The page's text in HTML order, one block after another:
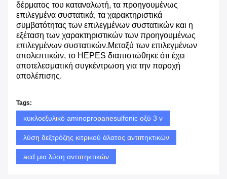
δέρματος του καταναλωτή, τα προηγουμένως
επιλεγμένα συστατικά, τα χαρακτηριστικά
συμβατότητας των επιλεγμένων συστατικών και η
εξέταση των χαρακτηριστικών των προηγουμένως
επιλεγμένων συστατικών.Μεταξύ των επιλεγμένων
απολεπτικών, το HEPES διαπιστώθηκε ότι έχει
αποτελεσματική συγκέντρωση για την παροχή
απολέπισης.
Tags:
κυκλοεξυλικό aminopropanesulfonic οξύ 3 ν
λύση δεξτρόζης κιτρικού άλατος αντιπηκτικών
acd μια λύση αντιπηκτικών